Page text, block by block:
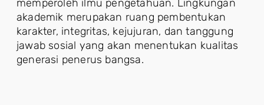
memperoleh ilmu pengetahuan. Lingkungan
akademik merupakan ruang pembentukan
karakter, integritas, kejujuran, dan tanggung
jawab sosial yang akan menentukan kualitas
generasi penerus bangsa.